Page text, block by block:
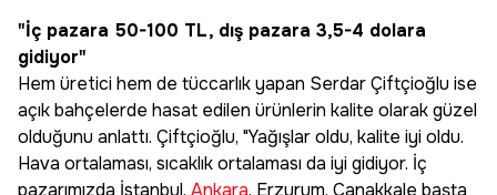
"İç pazara 50-100 TL, dış pazara 3,5-4 dolara
gidiyor"
Hem üretici hem de tüccarlık yapan Serdar Çiftçioğlu ise
açık bahçelerde hasat edilen ürünlerin kalite olarak güzel
olduğunu anlattı. Çiftçioğlu, "Yağışlar oldu, kalite iyi oldu.
Hava ortalaması, sıcaklık ortalaması da iyi gidiyor. İç
pazarımızda İstanbul, Ankara, Erzurum, Çanakkale başta